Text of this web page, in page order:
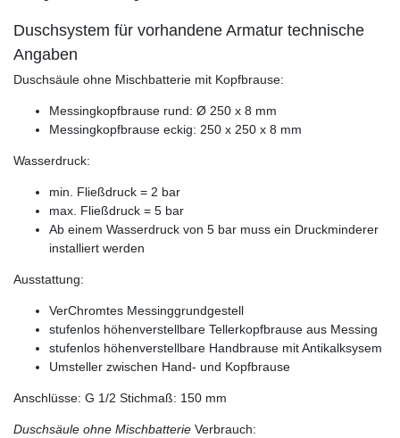
Duschsystem für vorhandene Armatur technische
Angaben
Duschsäule ohne Mischbatterie mit Kopfbrause:
Messingkopfbrause rund: Ø 250 x 8 mm
Messingkopfbrause eckig: 250 x 250 x 8 mm
Wasserdruck:
min. Fließdruck = 2 bar
max. Fließdruck = 5 bar
Ab einem Wasserdruck von 5 bar muss ein Druckminderer
installiert werden
Ausstattung:
VerChromtes Messinggrundgestell
stufenlos höhenverstellbare Tellerkopfbrause aus Messing
stufenlos höhenverstellbare Handbrause mit Antikalksysem
Umsteller zwischen Hand- und Kopfbrause
Anschlüsse: G 1/2 Stichmaß: 150 mm
Duschsäule ohne Mischbatterie Verbrauch: